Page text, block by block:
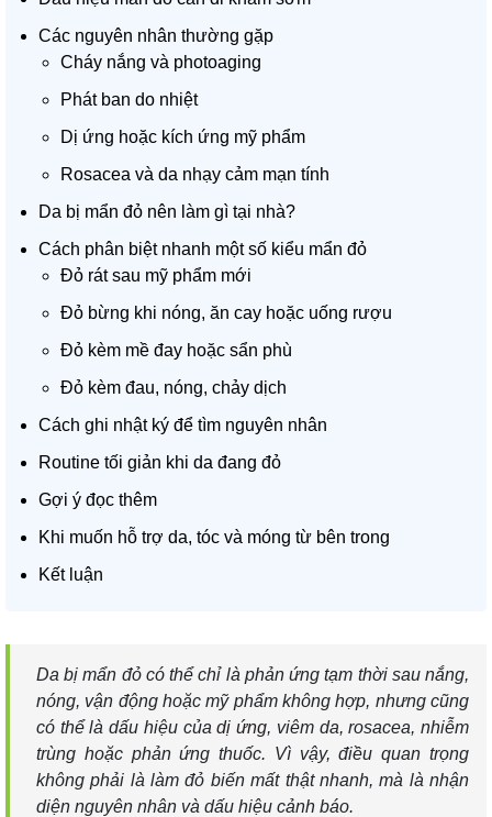
Các nguyên nhân thường gặp
Cháy nắng và photoaging
Phát ban do nhiệt
Dị ứng hoặc kích ứng mỹ phẩm
Rosacea và da nhạy cảm mạn tính
Da bị mẩn đỏ nên làm gì tại nhà?
Cách phân biệt nhanh một số kiểu mẩn đỏ
Đỏ rát sau mỹ phẩm mới
Đỏ bừng khi nóng, ăn cay hoặc uống rượu
Đỏ kèm mề đay hoặc sẩn phù
Đỏ kèm đau, nóng, chảy dịch
Cách ghi nhật ký để tìm nguyên nhân
Routine tối giản khi da đang đỏ
Gợi ý đọc thêm
Khi muốn hỗ trợ da, tóc và móng từ bên trong
Kết luận
Da bị mẩn đỏ có thể chỉ là phản ứng tạm thời sau nắng,
nóng, vận động hoặc mỹ phẩm không hợp, nhưng cũng
có thể là dấu hiệu củadị ứng, viêm da, rosacea, nhiễm
trùng hoặc phản ứng thuốc. Vì vậy, điều quan trọng
không phải là làm đỏ biến mất thật nhanh, mà là nhận
diện nguyên nhân và dấu hiệu cảnh báo.